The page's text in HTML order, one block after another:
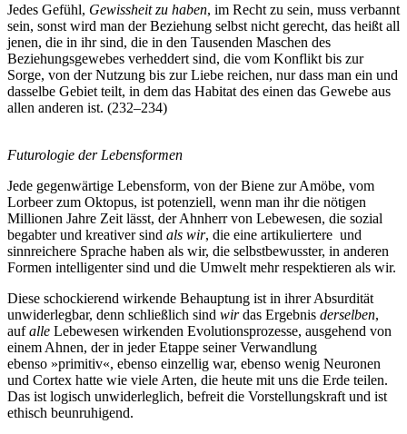
Jedes Gefühl, Gewissheit zu haben, im Recht zu sein, muss verbannt
sein, sonst wird man der Beziehung selbst nicht gerecht, das heißt all
jenen, die in ihr sind, die in den Tausenden Maschen des
Beziehungsgewebes verheddert sind, die vom Konflikt bis zur
Sorge, von der Nutzung bis zur Liebe reichen, nur dass man ein und
dasselbe Gebiet teilt, in dem das Habitat des einen das Gewebe aus
allen anderen ist. (232–234)
Futurologie der Lebensformen
Jede gegenwärtige Lebensform, von der Biene zur Amöbe, vom
Lorbeer zum Oktopus, ist potenziell, wenn man ihr die nötigen
Millionen Jahre Zeit lässt, der Ahnherr von Lebewesen, die sozial
begabter und kreativer sind als wir, die eine artikuliertere und
sinnreichere Sprache haben als wir, die selbstbewusster, in anderen
Formen intelligenter sind und die Umwelt mehr respektieren als wir.
Diese schockierend wirkende Behauptung ist in ihrer Absurdität
unwiderlegbar, denn schließlich sind wirdas Ergebnis derselben,
aufalle Lebewesen wirkenden Evolutionsprozesse, ausgehend von
einem Ahnen, der in jeder Etappe seiner Verwandlung
ebenso »primitiv«, ebenso einzellig war, ebenso wenig Neuronen
und Cortex hatte wie viele Arten, die heute mit uns die Erde teilen.
Das ist logisch unwiderleglich, befreit die Vorstellungskraft und ist
ethisch beunruhigend.